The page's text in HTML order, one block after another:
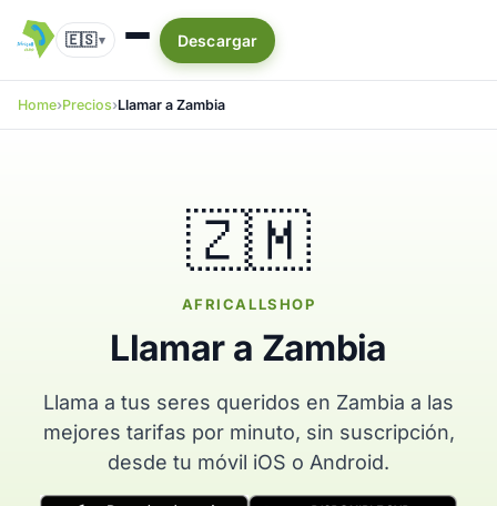
🇪🇸▾ Descargar
Home Precios Llamar a Zambia
🇿🇲
AFRICALLSHOP
Llamar a Zambia
Llama a tus seres queridos en Zambia a las
mejores tarifas por minuto, sin suscripción,
desde tu móvil iOS o Android.